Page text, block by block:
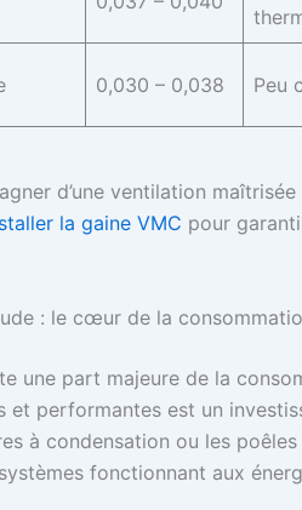
0,030 – 0,038 Peu
d’une ventilation
la gaine VMC pour
: le cœur de la
une part majeure de la
et performantes est un
à condensation ou les
fonctionnant aux